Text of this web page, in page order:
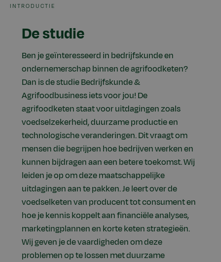
INTRODUCTIE
De studie
Ben je geïnteresseerd in bedrijfskunde en
ondernemerschap binnen de agrifoodketen?
Dan is de studie Bedrijfskunde &
Agrifoodbusiness iets voor jou! De
agrifoodketen staat voor uitdagingen zoals
voedselzekerheid, duurzame productie en
technologische veranderingen. Dit vraagt om
mensen die begrijpen hoe bedrijven werken en
kunnen bijdragen aan een betere toekomst. Wij
leiden je op om deze maatschappelijke
uitdagingen aan te pakken. Je leert over de
voedselketen van producent tot consument en
hoe je kennis koppelt aan financiële analyses,
marketingplannen en korte keten strategieën.
Wij geven je de vaardigheden om deze
problemen op te lossen met duurzame